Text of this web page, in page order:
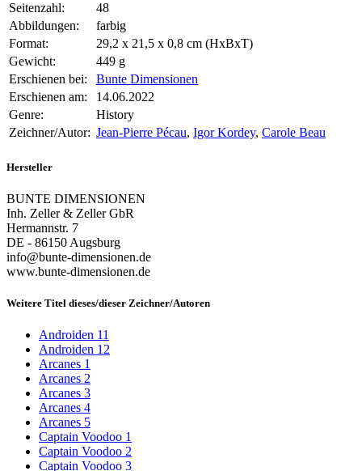
Seitenzahl:
48
Abbildungen:
farbig
Format:
29,2 x 21,5 x 0,8 cm (HxBxT)
Gewicht:
449 g
Erschienen bei:
Bunte Dimensionen
Erschienen am:
14.06.2022
Genre:
History
Zeichner/Autor: Jean-Pierre Pécau, Igor Kordey, Carole Beau
Hersteller
BUNTE DIMENSIONEN
Inh. Zeller & Zeller GbR
Hermannstr. 7
DE - 86150 Augsburg
info@bunte-dimensionen.de
www.bunte-dimensionen.de
Weitere Titel dieses/dieser Zeichner/Autoren
Androiden 11
Androiden 12
Arcanes 1
Arcanes 2
Arcanes 3
Arcanes 4
Arcanes 5
Captain Voodoo 1
Captain Voodoo 2
Captain Voodoo 3